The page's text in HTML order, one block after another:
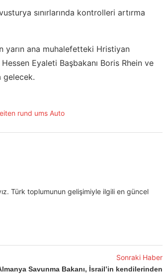
sınırlarında kontrolleri artırma
yarın ana muhalefetteki Hristiyan
Eyaleti Başbakanı Boris Rhein ve
gelecek.
Türk toplumunun gelişimiyle ilgili en güncel
Sonraki Haber
Savunma Bakanı, İsrail’in kendilerinden